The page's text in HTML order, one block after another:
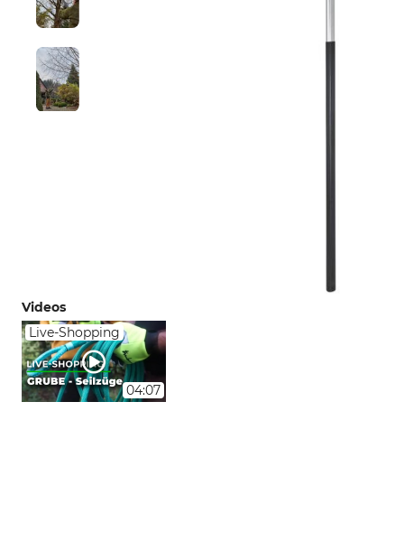
Videos
Live-Shopping
04:07